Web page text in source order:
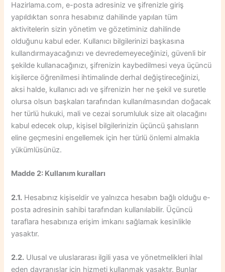
Hazirlama.com, e-posta adresiniz ve şifrenizle giriş
yapıldıktan sonra hesabınız dahilinde yapılan tüm
aktivitelerin sizin yönetim ve gözetiminiz dahilinde
olduğunu kabul eder. Kullanıcı bilgilerinizi başkasına
kullandırmayacağınızı ve devredemeyeceğinizi, güvenli bir
şekilde kullanacağınızı, şifrenizin kaybedilmesi veya üçüncü
kişilerce öğrenilmesi ihtimalinde derhal değiştireceğinizi,
aksi halde, kullanıcı adı ve şifrenizin her ne şekil ve suretle
olursa olsun başkaları tarafından kullanılmasından doğacak
her türlü hukuki, mali ve cezai sorumluluk size ait olacağını
kabul edecek olup, kişisel bilgilerinizin üçüncü şahısların
eline geçmesini engellemek için her türlü önlemi almakla
yükümlüsünüz.
Madde 2: Kullanım kuralları
2.1. Hesabınız kişiseldir ve yalnızca hesabın bağlı olduğu e-
posta adresinin sahibi tarafından kullanılabilir. Üçüncü
taraflara hesabınıza erişim imkanı sağlamak kesinlikle
yasaktır.
2.2. Ulusal ve uluslararası ilgili yasa ve yönetmelikleri ihlal
eden davranışlar için hizmeti kullanmak yasaktır. Bunlar